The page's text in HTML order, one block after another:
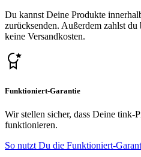
Du kannst Deine Produkte
zurücksenden. Außerdem zahlst
keine Versandkosten.
Funktioniert-Garantie
Wir stellen sicher, dass Deine tink-
funktionieren.
So nutzt Du die Funktioniert-